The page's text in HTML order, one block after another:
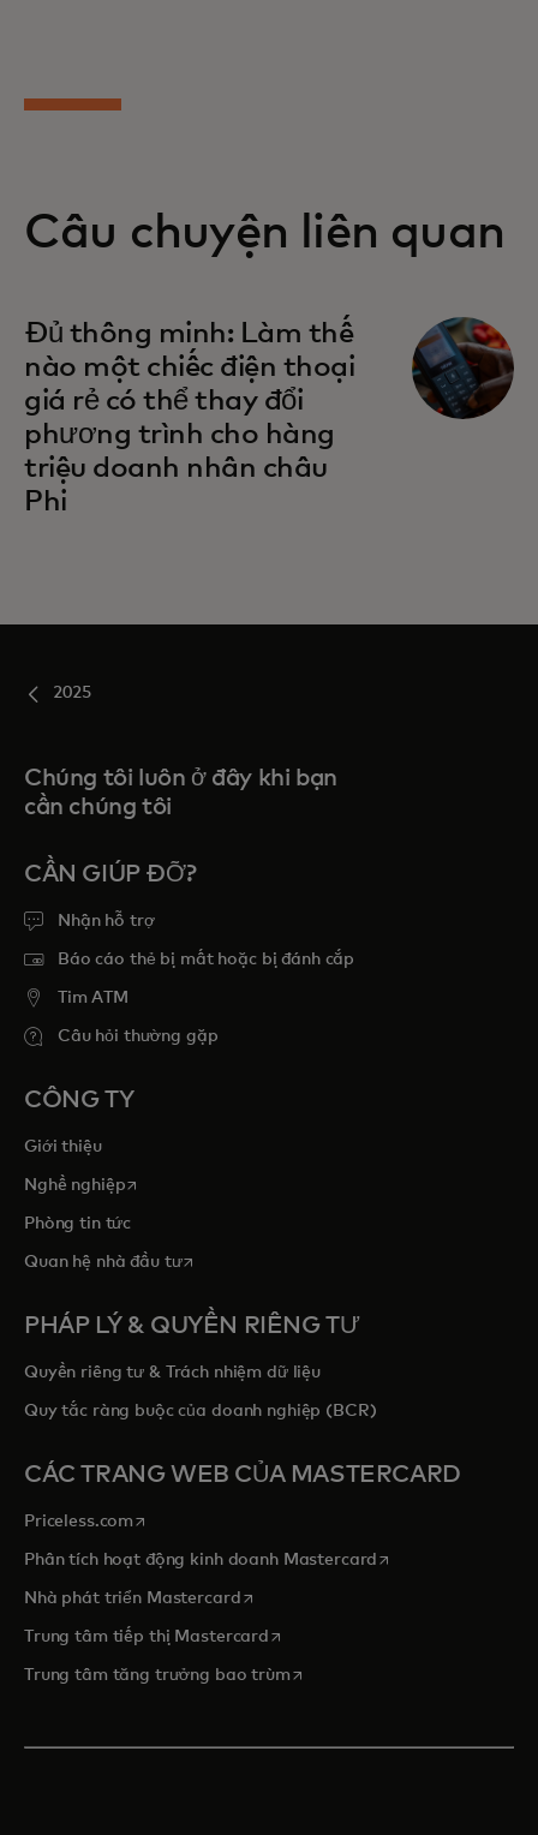
Câu chuyện liên quan
Đủ thông minh: Làm thế
nào một chiếc điện thoại
giá rẻ có thể thay đổi
phương trình cho hàng
triệu doanh nhân châu
Phi
2025
Chúng tôi luôn ở đây khi bạn
cần chúng tôi
CẦN GIÚP ĐỠ?
Nhận hỗ trợ
Báo cáo thẻ bị mất hoặc bị đánh cắp
Tim ATM
Câu hỏi thường gặp
CÔNG TY
Giới thiệu
Nghề nghiệpopens in a new tab
Phòng tin tức
Quan hệ nhà đầu tưopens in a new tab
PHÁP LÝ & QUYỀN RIÊNG TƯ
Quyền riêng tư & Trách nhiệm dữ liệu
Quy tắc ràng buộc của doanh nghiệp (BCR)
CÁC TRANG WEB CỦA MASTERCARD
Priceless.com opens in a new tab
Phân tích hoạt động kinh doanh Mastercard opens in a new tab
Nhà phát triển Mastercardopens in a new tab
Trung tâm tiếp thị Mastercardopens in a new tab
Trung tâm tăng trưởng bao trùmopens in a new tab